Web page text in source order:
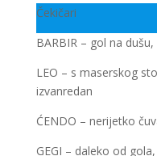
Čekičari
BARBIR – gol na
LEO – s maserskog
izvanredan
ĆENDO – nerijetko
GEGI – daleko od